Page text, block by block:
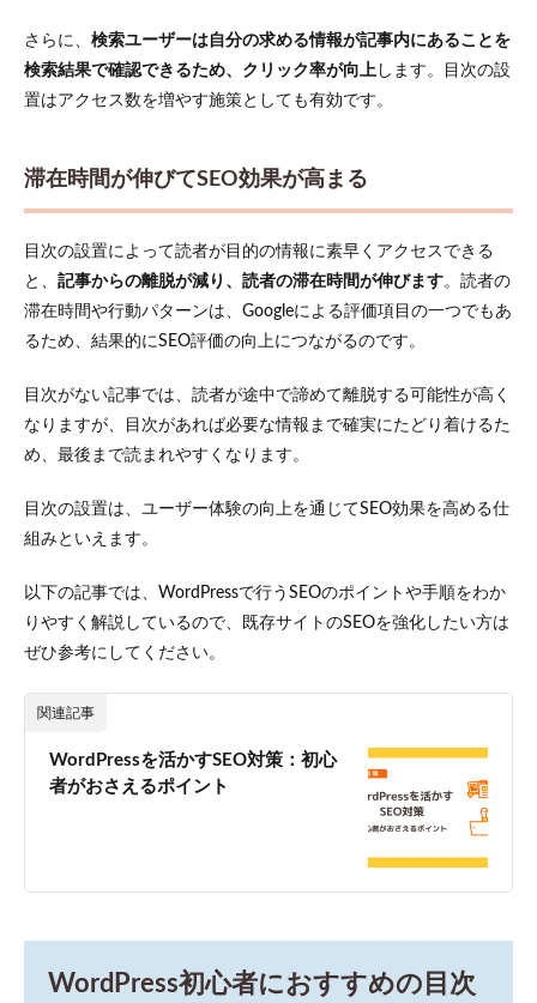
Table of
Contents
Plus
Table of
プラ
グイ
ンを
イン
スト
ル・
化す
る方
5
プラ
使わ
ず手
作業
で目
作成
手順
5.1
2.HTML
さらに、 検索ユーザーは自分の求める情報が記事内にあることを
検索結果で確認できるため、クリック率が向上 します。目次の設
置はアクセス数を増やす施策としても有効です。
滞在時間が伸びてSEO効果が高まる
目次の設置によって読者が目的の情報に素早くアクセスできる
と、 記事からの離脱が減り、読者の滞在時間が伸びます。読者の
滞在時間や行動パターンは、Googleによる評価項目の一つでもあ
るため、結果的にSEO評価の向上につながるのです。
目次がない記事では、読者が途中で諦めて離脱する可能性が高く
なりますが、目次があれば必要な情報まで確実にたどり着けるた
め、最後まで読まれやすくなります。
目次の設置は、ユーザー体験の向上を通じてSEO効果を高める仕
組みといえます。
以下の記事では、WordPressで行うSEOのポイントや手順をわか
りやすく解説しているので、既存サイトのSEOを強化したい方は
ぜひ参考にしてください。
関連記事
WordPressを活かすSEO対策：初心
者がおさえるポイント
WordPress初心者におすすめの目次